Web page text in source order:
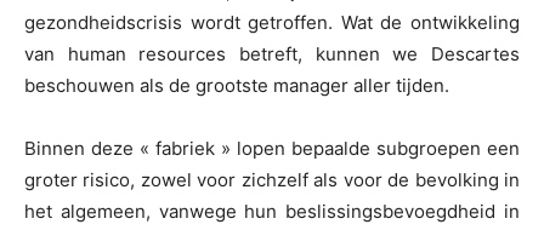
gezondheidscrisis wordt getroffen. Wat de ontwikkeling
van human resources betreft, kunnen we Descartes
beschouwen als de grootste manager aller tijden.
Binnen deze « fabriek » lopen bepaalde subgroepen een
groter risico, zowel voor zichzelf als voor de bevolking in
het algemeen, vanwege hun beslissingsbevoegdheid in